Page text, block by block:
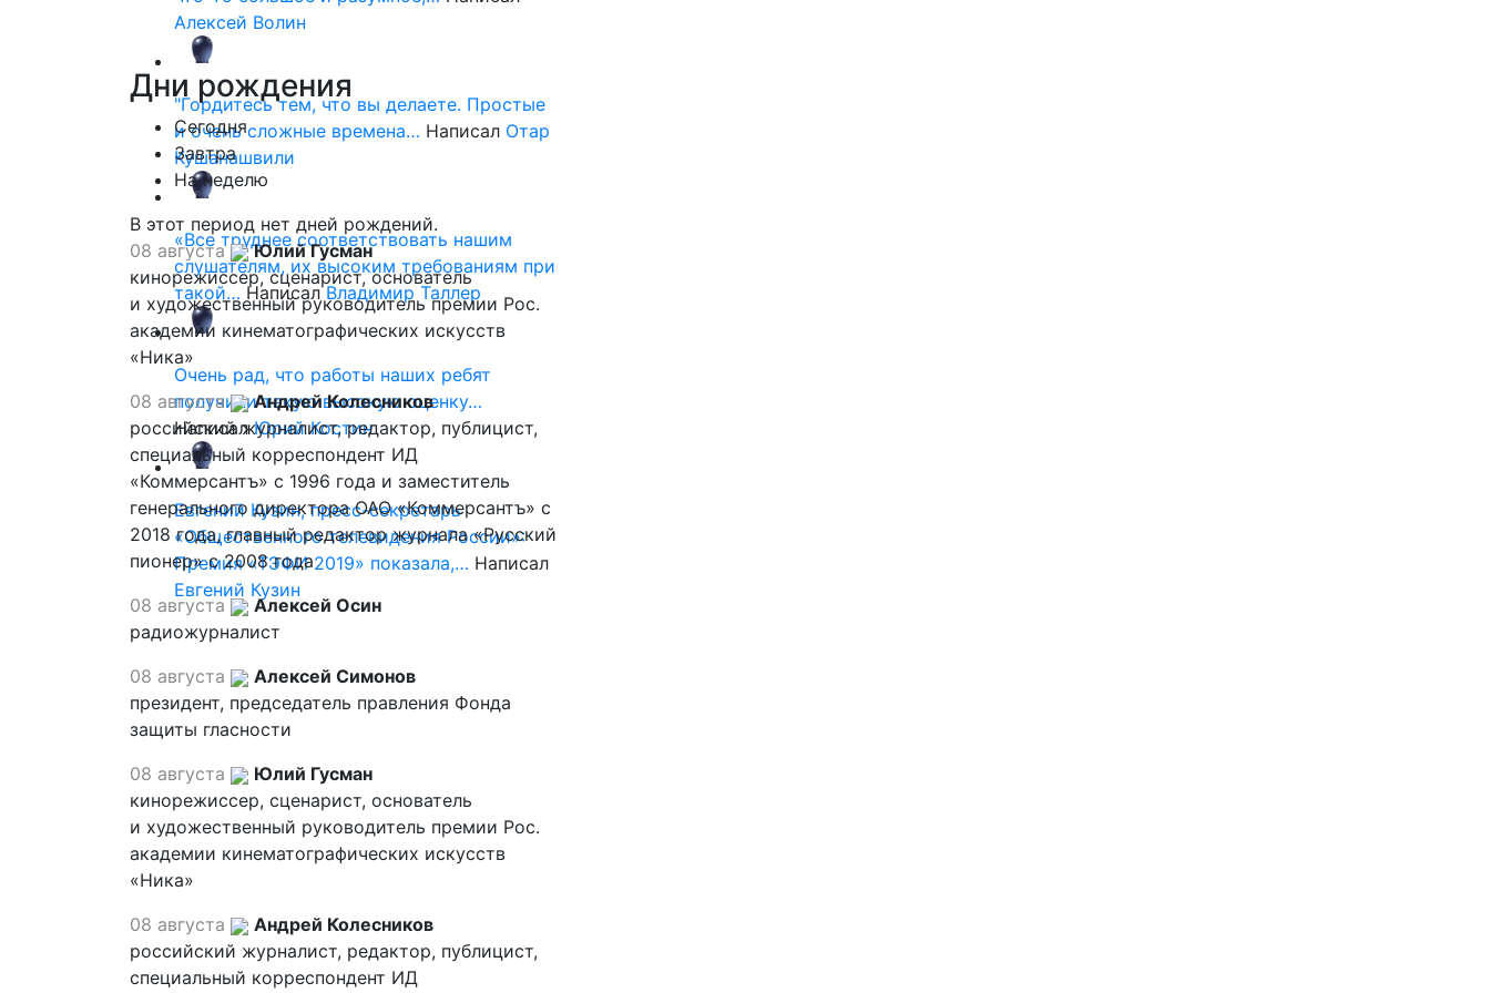
Алексей Волин
"Гордитесь тем, что вы делаете. Простые
и очень сложные времена… Написал Отар
Кушанашвили
«Все труднее соответствовать нашим
слушателям, их высоким требованиям при
такой… НаписалВладимир Таллер
Очень рад, что работы наших ребят
получили такую высокую оценку…
НаписалЮрий Костин
Евгений Кузин, пресс-секретарь
«Общественного телевидения России»:
Премия «ТЭФИ 2019» показала,… Написал
Евгений Кузин
Дни рождения
Сегодня
Завтра
На неделю
В этот период нет дней рождений.
08 августа
Юлий Гусман
кинорежиссер, сценарист, основатель
и художественный руководитель премии Рос.
академии кинематографических искусств
«Ника»
08 августа
Андрей Колесников
российский журналист, редактор, публицист,
специальный корреспондент ИД
«Коммерсантъ» с 1996 года и заместитель
генерального директора ОАО «Коммерсантъ» с
2018 года, главный редактор журнала «Русский
пионер» с 2008 года
08 августа
Алексей Осин
радиожурналист
08 августа
Алексей Симонов
президент, председатель правления Фонда
защиты гласности
08 августа
Юлий Гусман
кинорежиссер, сценарист, основатель
и художественный руководитель премии Рос.
академии кинематографических искусств
«Ника»
08 августа
Андрей Колесников
российский журналист, редактор, публицист,
специальный корреспондент ИД